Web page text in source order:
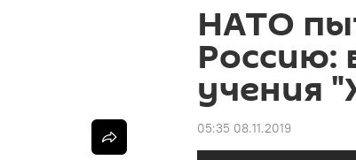
НАТО
Россию:
учения
05:35 08.11.2019